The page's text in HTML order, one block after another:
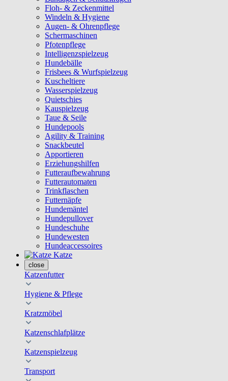
Floh- & Zeckenmittel
Windeln & Hygiene
Augen- & Ohrenpflege
Schermaschinen
Pfotenpflege
Intelligenzspielzeug
Hundebälle
Frisbees & Wurfspielzeug
Kuscheltiere
Wasserspielzeug
Quietschies
Kauspielzeug
Taue & Seile
Hundepools
Agility & Training
Snackbeutel
Apportieren
Erziehungshilfen
Futteraufbewahrung
Futterautomaten
Trinkflaschen
Futternäpfe
Hundemäntel
Hundepullover
Hundeschuhe
Hundewesten
Hundeaccessoires
Katze
close
Katzenfutter
Hygiene & Pflege
Kratzmöbel
Katzenschlafplätze
Katzenspielzeug
Transport